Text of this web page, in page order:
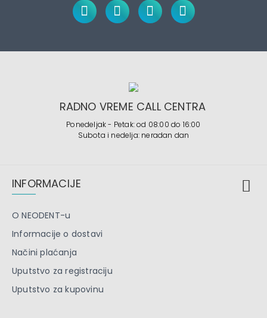
RADNO VREME CALL CENTRA
Ponedeljak - Petak: od 08:00 do 16:00
Subota i nedelja: neradan dan
INFORMACIJE
O NEODENT-u
Informacije o dostavi
Načini plaćanja
Uputstvo za registraciju
Uputstvo za kupovinu